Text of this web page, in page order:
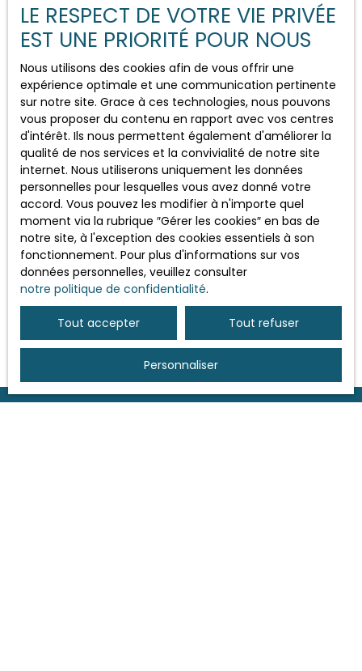
Propriétaire souhaitant vendreau bon
moment,
Acheteur en quête d’un cadre de vie
équilibré,
Investisseur à la recherche de rentabilité
sécurisée,
Notre équipe vous accompagne avec :
Desestimations préciseset à jour,
Uneconnaissance fine du terrain
local(quartiers, micro-tendances,
urbanisme…),
Un suivi personnalisé et des
adaptés à vos projets
LE RESPECT DE VOTRE VIE PRIVÉE
EST UNE PRIORITÉ POUR NOUS
Nous utilisons des cookies afin de vous offrir une
expérience optimale et une communication pertinente
sur notre site. Grace à ces technologies, nous pouvons
vous proposer du contenu en rapport avec vos centres
d'intérêt. Ils nous permettent également d'améliorer la
qualité de nos services et la convivialité de notre site
internet. Nous utiliserons uniquement les données
personnelles pour lesquelles vous avez donné votre
accord. Vous pouvez les modifier à n'importe quel
moment via la rubrique ″Gérer les cookies″ en bas de
notre site, à l'exception des cookies essentiels à son
fonctionnement. Pour plus d'informations sur vos
données personnelles, veuillez consulter
notre politique de confidentialité.
Tout accepter Tout refuser
Personnaliser